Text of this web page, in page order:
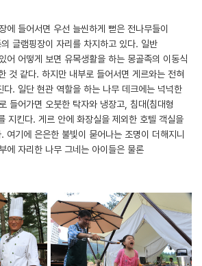
에 들어서면 우선 늘씬하게 뻗은 전나무들이
글램핑장이 자리를 차지하고 있다. 일반
어 어떻게 보면 유목생활을 하는 몽골족의 이동식
것 같다. 하지만 내부로 들어서면 게르와는 전혀
다. 일단 현관 역할을 하는 나무 데크에는 넉넉한
들어가면 오붓한 탁자와 냉장고, 침대(침대형
지킨다. 게르 안에 화장실을 제외한 호텔 객실을
여기에 은은한 불빛이 묻어나는 조명이 더해지니
에 자리한 나무 그네는 아이들은 물론